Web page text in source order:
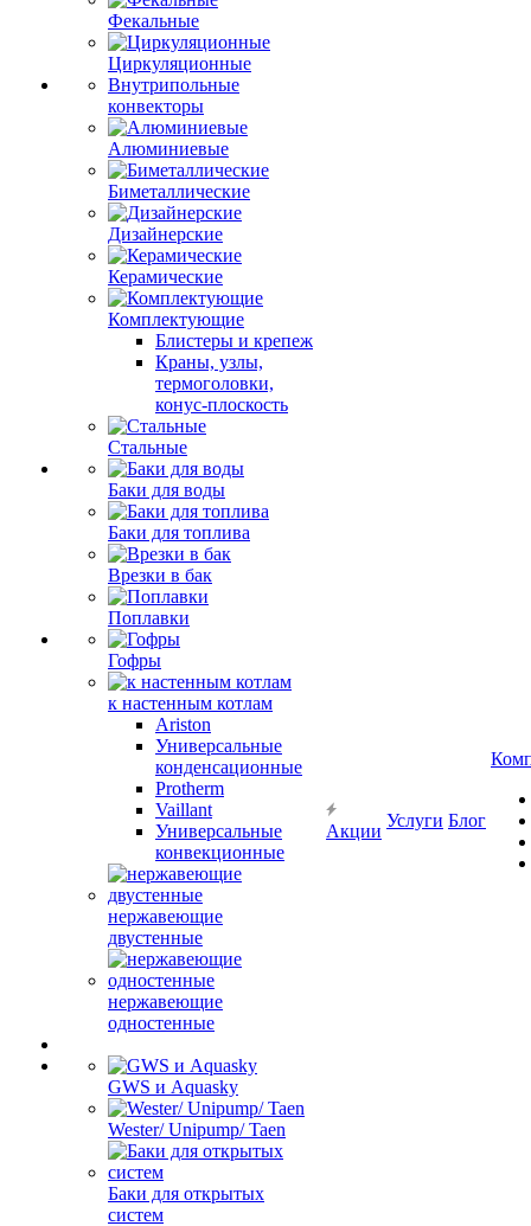
Фекальные
Циркуляционные
Внутрипольные
конвекторы
Алюминиевые
Биметаллические
Дизайнерские
Керамические
Комплектующие
Блистеры и крепеж
Краны, узлы,
термоголовки,
конус-плоскость
Стальные
Баки для воды
Баки для топлива
Врезки в бак
Поплавки
Гофры
к настенным котлам
Ariston
Универсальные
конденсационные
Protherm
Vaillant
Универсальные
конвекционные
нержавеющие
двустенные
нержавеющие
одностенные
GWS и Aquasky
Wester/ Unipump/ Taen
Баки для открытых
систем
Акции
Услуги Блог